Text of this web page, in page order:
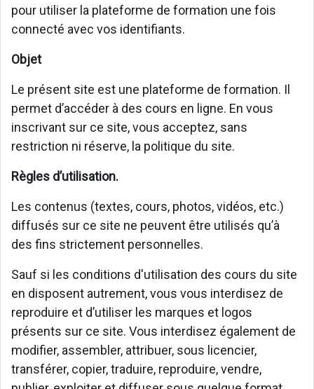
pour utiliser la plateforme de formation une fois
connecté avec vos identifiants.
Objet
Le présent site est une plateforme de formation. Il
permet d’accéder à des cours en ligne. En vous
inscrivant sur ce site, vous acceptez, sans
restriction ni réserve, la politique du site.
Règles d’utilisation.
Les contenus (textes, cours, photos, vidéos, etc.)
diffusés sur ce site ne peuvent être utilisés qu’à
des fins strictement personnelles.
Sauf si les conditions d'utilisation des cours du site
en disposent autrement, vous vous interdisez de
reproduire et d’utiliser les marques et logos
présents sur ce site. Vous interdisez également de
modifier, assembler, attribuer, sous licencier,
transférer, copier, traduire, reproduire, vendre,